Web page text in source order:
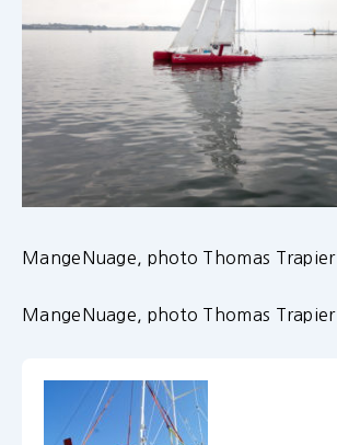
MangeNuage, photo Thomas Trapier
MangeNuage, photo Thomas Trapier